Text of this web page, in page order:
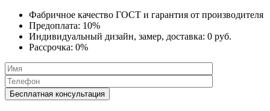
Фабричное качество ГОСТ и гарантия от производителя
Предоплата: 10%
Индивидуальный дизайн, замер, доставка: 0 руб.
Рассрочка: 0%